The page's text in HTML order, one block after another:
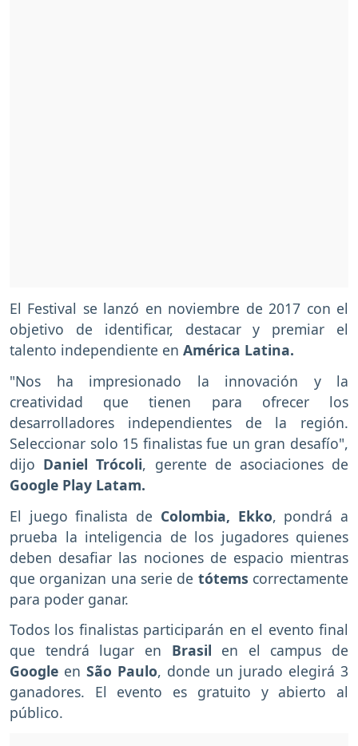
El Festival se lanzó en noviembre de 2017 con el
objetivo de identificar, destacar y premiar el
talento independiente en América Latina.
"Nos ha impresionado la innovación y la
creatividad que tienen para ofrecer los
desarrolladores independientes de la región.
Seleccionar solo 15 finalistas fue un gran desafío",
dijo Daniel Trócoli, gerente de asociaciones de
Google Play Latam.
El juego finalista de Colombia, Ekko, pondrá a
prueba la inteligencia de los jugadores quienes
deben desafiar las nociones de espacio mientras
que organizan una serie de tótems correctamente
para poder ganar.
Todos los finalistas participarán en el evento final
que tendrá lugar en Brasil en el campus de
Google en São Paulo, donde un jurado elegirá 3
ganadores. El evento es gratuito y abierto al
público.